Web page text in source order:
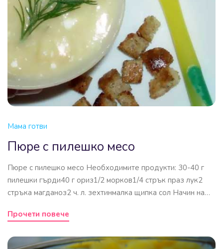
Мама готви
Пюре с пилешко месо
Пюре с пилешко месо Необходимите продукти: 30-40 г
пилешки гърди40 г ориз1/2 морков1/4 стрък праз лук2
стръка магданоз2 ч. л. зехтинмалка щипка сол Начин на…
Прочети повече